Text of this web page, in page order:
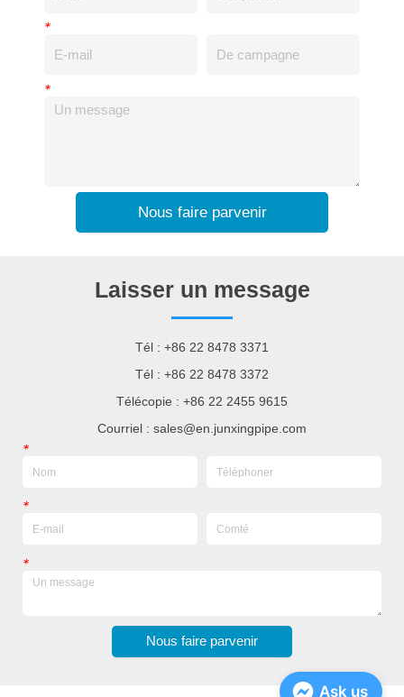
*
*
Nous faire parvenir
Laisser un message
Tél : +86 22 8478 3371
Tél : +86 22 8478 3372
Télécopie : +86 22 2455 9615
Courriel : sales@en.junxingpipe.com
*
*
*
Nous faire parvenir
Ask us